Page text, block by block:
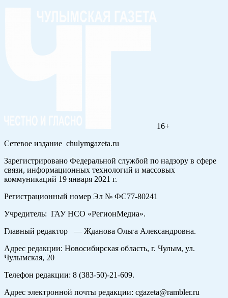
16+
Сетевое издание chulymgazeta.ru
Зарегистрировано Федеральной службой по надзору в сфере
связи, информационных технологий и массовых
коммуникаций 19 января 2021 г.
Регистрационный номер Эл № ФС77-80241
Учредитель: ГАУ НСО «РегионМедиа».
Главный редактор — Жданова Ольга Александровна.
Адрес редакции: Новосибирская область, г. Чулым, ул.
Чулымская, 20
Телефон редакции: 8 (383-50)-21-609.
Адрес электронной почты редакции: cgazeta@rambler.ru